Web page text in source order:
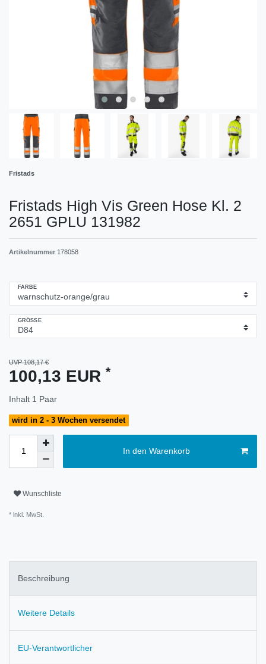
Fristads
Fristads High Vis Green Hose Kl. 2
2651 GPLU 131982
Artikelnummer 178058
FARBE
GRÖSSE
UVP 108,17 €
100,13 EUR *
Inhalt 1 Paar
wird in 2 - 3 Wochen versendet
In den Warenkorb
Wunschliste
* inkl. MwSt.
Beschreibung
Weitere Details
EU-Verantwortlicher